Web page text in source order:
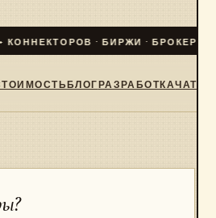
· БИРЖИ · БРОКЕРЫ ·
БЛОГРАЗРАБОТКАЧАТ